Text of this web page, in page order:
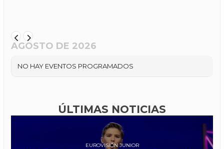
AGOSTO DE 2026
NO HAY EVENTOS PROGRAMADOS
ÚLTIMAS NOTICIAS
EUROVISIÓN JUNIOR